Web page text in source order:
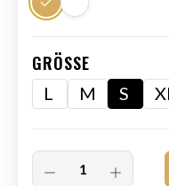
GRÖSSE
L M S